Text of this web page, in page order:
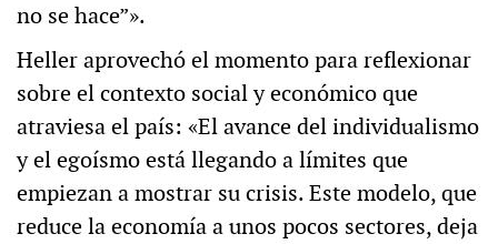
no se hace”».
Heller aprovechó el momento para reflexionar
sobre el contexto social y económico que
atraviesa el país: «El avance del individualismo
y el egoísmo está llegando a límites que
empiezan a mostrar su crisis. Este modelo, que
reduce la economía a unos pocos sectores, deja